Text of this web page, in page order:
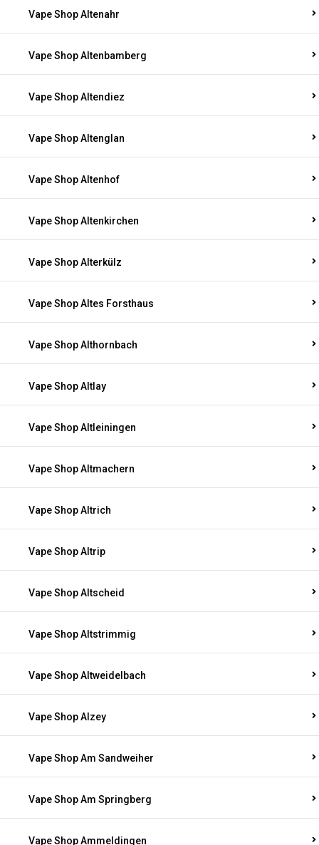
Vape Shop Altenahr
Vape Shop Altenbamberg
Vape Shop Altendiez
Vape Shop Altenglan
Vape Shop Altenhof
Vape Shop Altenkirchen
Vape Shop Alterkülz
Vape Shop Altes Forsthaus
Vape Shop Althornbach
Vape Shop Altlay
Vape Shop Altleiningen
Vape Shop Altmachern
Vape Shop Altrich
Vape Shop Altrip
Vape Shop Altscheid
Vape Shop Altstrimmig
Vape Shop Altweidelbach
Vape Shop Alzey
Vape Shop Am Sandweiher
Vape Shop Am Springberg
Vape Shop Ammeldingen